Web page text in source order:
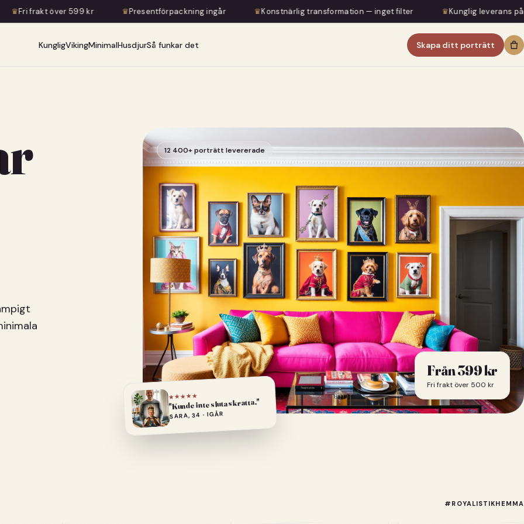
599 kr ♛Presentförpackning ingår ♛Konstnärlig transformation — inget filter ♛Kunglig leverans på 5–7 dagar
KungligVikingMinimalHusdjurSå funkar det Skapa ditt porträtt
Från399kr
Fri frakt över 500 kr
12 400+ porträtt levererade
★★★★★
"Kunde inte sluta skratta."
SARA, 34 · IGÅR
#ROYALISTIKHEMMA